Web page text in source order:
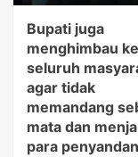
Bupati juga
menghimbau
seluruh
agar tidak
memandang
mata dan
para